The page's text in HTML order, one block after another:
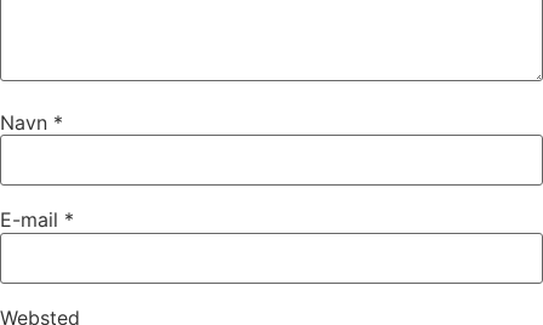
Navn *
E-mail *
Websted